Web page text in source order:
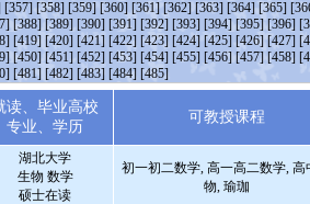
[357] [358] [359] [360] [361] [362] [363] [364] [365]
[388] [389] [390] [391] [392] [393] [394] [395] [396]
[419] [420] [421] [422] [423] [424] [425] [426] [427]
[450] [451] [452] [453] [454] [455] [456] [457] [458]
[481] [482] [483] [484] [485]
读、毕业高校
专业、学历
可教授课程
湖北大学
生物 数学
硕士在读
初一初二数学, 高一高二数学, 高
物, 瑜珈